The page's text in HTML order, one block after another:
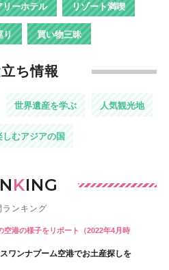
ーホテル リゾート満喫
り 買い物三昧
立ち情報
世界遺産を学ぶ 人気観光地
しむアジアの国
KING
ランキング
空港の様子をリポート（2022年4月時
ワンナプーム空港でお土産探しを